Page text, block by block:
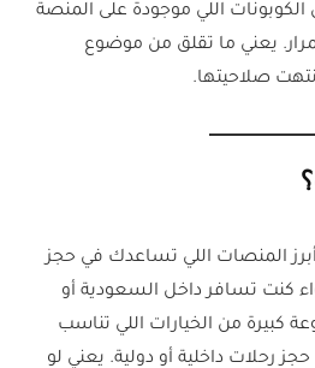
اللي موجودة على المنصة
يعني ما تقلق من موضوع
صلاحيتها.
المنصات اللي تساعدك في حجز
كنت تسافر داخل السعودية أو
كبيرة من الخيارات اللي تناسب
رحلات داخلية أو دولية. يعني لو